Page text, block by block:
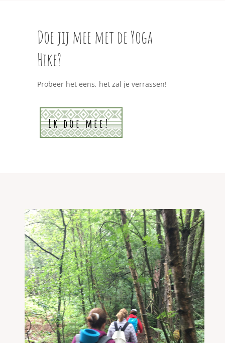
Doe jij mee met de Yoga
Hike?
Probeer het eens, het zal je verrassen!
Ik doe mee!